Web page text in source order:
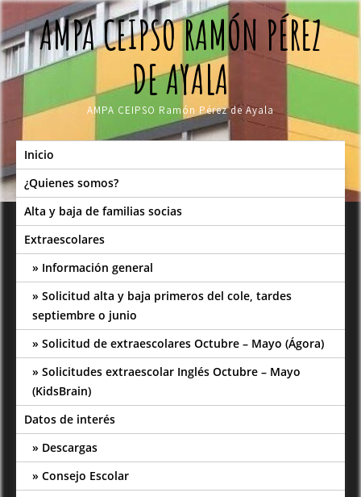
Skip
to
contentAMPA CEIPSO RAMÓN PÉREZ
DE AYALA
AMPA CEIPSO Ramón Pérez de Ayala
Inicio
¿Quienes somos?
Alta y baja de familias socias
Extraescolares
Información general
Solicitud alta y baja primeros del cole, tardes
septiembre o junio
Solicitud de extraescolares Octubre – Mayo (Ágora)
Solicitudes extraescolar Inglés Octubre – Mayo
(KidsBrain)
Datos de interés
Descargas
Consejo Escolar